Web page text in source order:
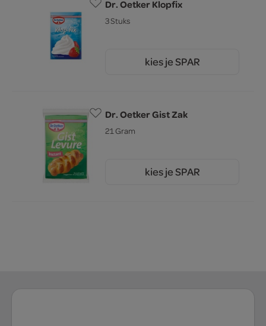
Dr. Oetker Klopfix
3 Stuks
kies je SPAR
Dr. Oetker Gist Zak
21 Gram
kies je SPAR